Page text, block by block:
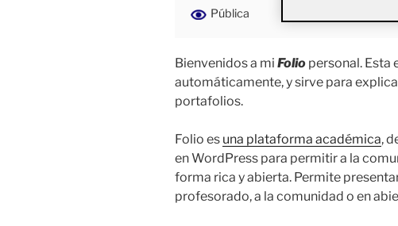
Pública
Bienvenidos a mi Folio personal. Esta
automáticamente, y sirve para
portafolios.
Folio es una plataforma académica,
en WordPress para permitir a la
forma rica y abierta. Permite
profesorado, a la comunidad o en